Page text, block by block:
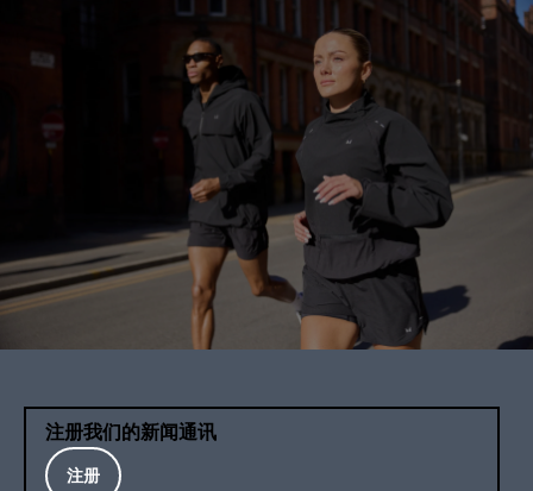
注册我们的新闻通讯
注册